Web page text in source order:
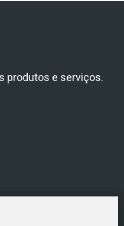
produtos e serviços.